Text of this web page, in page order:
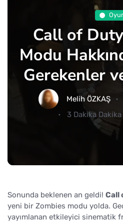
Call of
Modu
Gerekenler
Melih ÖZKAŞ
3 Dakika
Sonunda beklenen an geldi! Call
yeni bir Zombies modu yolda.
yayımlanan etkileyici sinematik